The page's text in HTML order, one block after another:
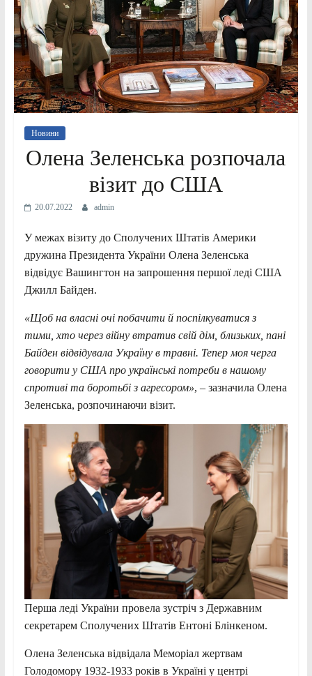
Новини
Олена Зеленська розпочала
візит до США
20.07.2022 admin
У межах візиту до Сполучених Штатів Америки
дружина Президента України Олена Зеленська
відвідує Вашингтон на запрошення першої леді США
Джилл Байден.
«Щоб на власні очі побачити й поспілкуватися з
тими, хто через війну втратив свій дім, близьких, пані
Байден відвідувала Україну в травні. Тепер моя черга
говорити у США про українські потреби в нашому
спротиві та боротьбі з агресором», – зазначила Олена
Зеленська, розпочинаючи візит.
Перша леді України провела зустріч з Державним
секретарем Сполучених Штатів Ентоні Блінкеном.
Олена Зеленська відвідала Меморіал жертвам
Голодомору 1932-1933 років в Україні у центрі